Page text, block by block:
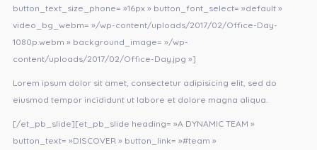
button_text_size_phone= »16px » button_font_select= »default »
video_bg_webm= »/wp-content/uploads/2017/02/Office-Day-
1080p.webm » background_image= »/wp-
content/uploads/2017/02/Office-Day.jpg »]
Lorem ipsum dolor sit amet, consectetur adipisicing elit, sed do
eiusmod tempor incididunt ut labore et dolore magna aliqua.
[/et_pb_slide][et_pb_slide heading= »A DYNAMIC TEAM »
button_text= »DISCOVER » button_link= »#team »